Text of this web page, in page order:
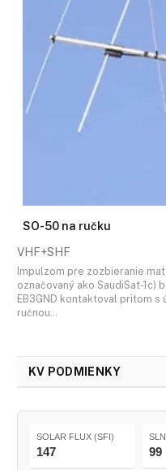
SO-50 na ručku
VHF+SHF
Impulzom pre zozbieranie
označovaný ako SaudiSat-1c)
EB3GND kontaktoval pritom
ručnou…
KV PODMIENKY
SOLAR FLUX (SFI)
147 99